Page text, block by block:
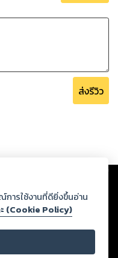
ส่งรีวิว
ะปรากฏว่าละเมิดสิทธิใน
ายและศีลธรรม ดังนั้น ผู้อ่าน
ตนเอง และหากท่านพบว่าส่วน
มายังบริษัท เพื่อทีมงานจะได้
นลิขสิทธิ์ตามพระราชบัญญัติ
การใช้งานที่ดียิ่งขึ้นอ่าน
(Cookie Policy)